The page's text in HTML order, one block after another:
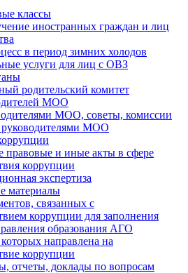
классы
иностранных граждан и лиц
в период зимних холодов
услуги для лиц с ОВЗ
родительский комитет
МОО
МОО, советы, комиссии
МОО
правовые и иные акты в сфере
коррупции
экспертиза
материалы
связанных с
коррупции для заполнения
образования АГО
которых направлена на
коррупции
отчеты, доклады по вопросам